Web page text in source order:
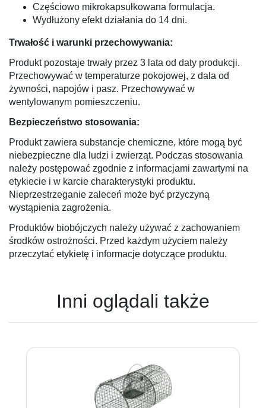
Częściowo mikrokapsułkowana formulacja.
Wydłużony efekt działania do 14 dni.
Trwałość i warunki przechowywania:
Produkt pozostaje trwały przez 3 lata od daty produkcji.
Przechowywać w temperaturze pokojowej, z dala od
żywności, napojów i pasz. Przechowywać w
wentylowanym pomieszczeniu.
Bezpieczeństwo stosowania:
Produkt zawiera substancje chemiczne, które mogą być
niebezpieczne dla ludzi i zwierząt. Podczas stosowania
należy postępować zgodnie z informacjami zawartymi na
etykiecie i w karcie charakterystyki produktu.
Nieprzestrzeganie zaleceń może być przyczyną
wystąpienia zagrożenia.
Produktów biobójczych należy używać z zachowaniem
środków ostrożności. Przed każdym użyciem należy
przeczytać etykietę i informacje dotyczące produktu.
Inni oglądali także